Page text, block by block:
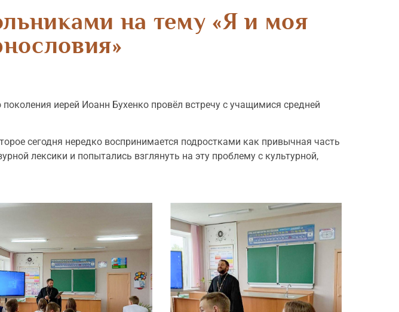
на тему «Я и моя
иерей Иоанн Бухенко провёл встречу с учащимися средней
сегодня нередко воспринимается подростками как привычная часть
лексики и попытались взглянуть на эту проблему с культурной,